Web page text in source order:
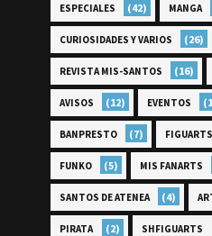
ESPECIALES (42) MANGA
CURIOSIDADES Y VARIOS (26)
REVISTA MIS-SANTOS (16)
AVISOS (12) EVENTOS
BANPRESTO (7)
FUNKO (5) MIS FANARTS
SANTOS DE ATENEA (4)
PIRATA (2) SHFIGUARTS